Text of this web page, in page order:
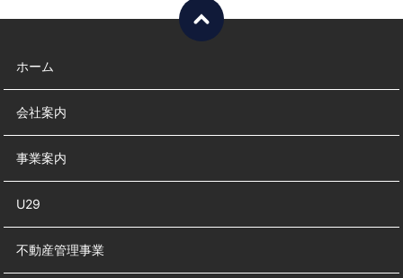
ホーム
会社案内
事業案内
U29
不動産管理事業